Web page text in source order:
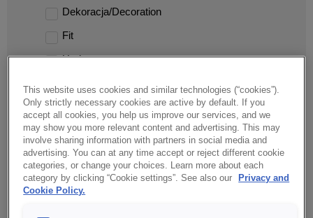
Dekoracja/Decoration
Fit
Harissa
Klasyka/Classic
Kuchnie świata/World cuisine
Kule/Balls
Mieszanka/Mix
This website uses cookies and similar technologies (“cookies”).
Only strictly necessary cookies are active by default. If you
accept all cookies, you help us improve our services, and we
may show you more relevant content and advertising. This may
involve sharing information with partners in social media and
advertising. You can at any time accept or reject different cookie
categories, or change your choices. Learn more about each
category by clicking “Cookie settings”. See also our
Privacy and
Cookie Policy.